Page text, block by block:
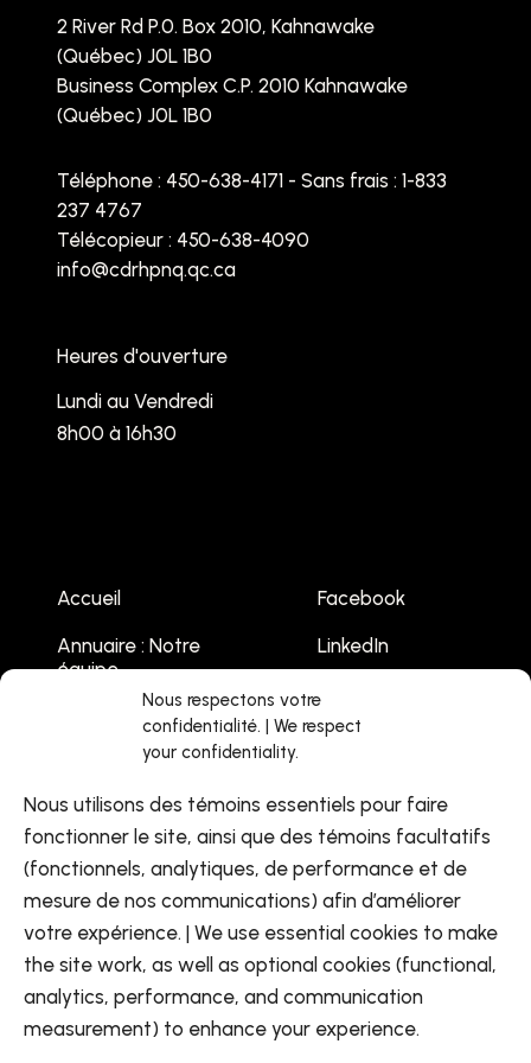
Nous respectons votre
confidentialité. | We respect
your confidentiality.
Nous utilisons des témoins essentiels pour faire
fonctionner le site, ainsi que des témoins facultatifs
(fonctionnels, analytiques, de performance et de
mesure de nos communications) afin d’améliorer
votre expérience. | We use essential cookies to make
the site work, as well as optional cookies (functional,
analytics, performance, and communication
measurement) to enhance your experience.
2 River Rd P.0. Box 2010, Kahnawake
(Québec) J0L 1B0
Business Complex C.P. 2010 Kahnawake
(Québec) J0L 1B0
Téléphone : 450-638-4171 - Sans frais : 1-833
237 4767
Télécopieur : 450-638-4090
info@cdrhpnq.qc.ca
Heures d'ouverture
Lundi au Vendredi
8h00 à 16h30
Accueil
Annuaire : Notre
équipe
Contactez-nous
Facebook
LinkedIn
Youtube
FR